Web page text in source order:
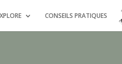
CONSEILS PRATIQUES